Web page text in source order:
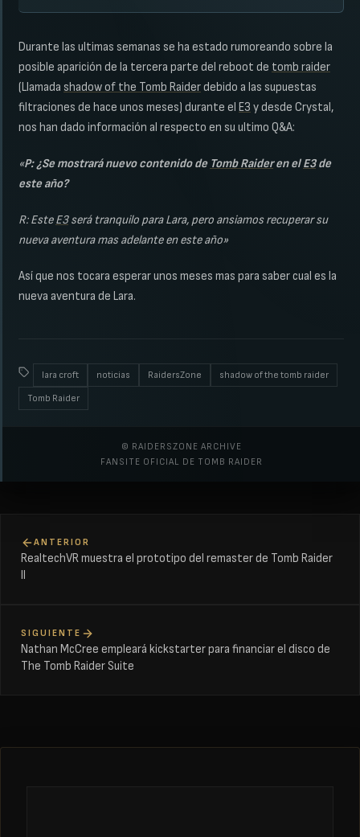
Durante las ultimas semanas se ha estado rumoreando sobre la
posible aparición de la tercera parte del reboot de tomb raider
(Llamada shadow of the Tomb Raiderdebido a las supuestas
filtraciones de hace unos meses) durante el E3 y desde Crystal,
nos han dado información al respecto en su ultimo Q&A:
«P: ¿Se mostrará nuevo contenido de Tomb Raideren elE3de
este año?
R: EsteE3será tranquilo para Lara, pero ansiamos recuperar su
nueva aventura mas adelante en este año»
Así que nos tocara esperar unos meses mas para saber cual es la
nueva aventura de Lara.
lara croft noticias RaidersZone
shadow of the tomb raider
Tomb Raider
© RAIDERSZONE ARCHIVE
FANSITE OFICIAL DE TOMB RAIDER
ANTERIOR
RealtechVR muestra el prototipo del remaster de Tomb Raider
II
SIGUIENTE
Nathan McCree empleará kickstarter para financiar el disco de
The Tomb Raider Suite